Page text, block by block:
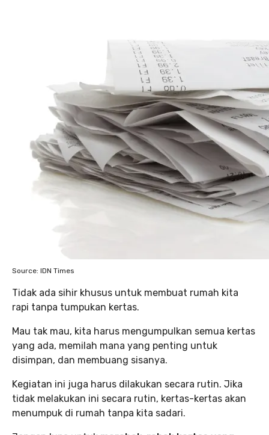
Source: IDN Times
Tidak ada sihir khusus untuk membuat rumah kita
rapi tanpa tumpukan kertas.
Mau tak mau, kita harus mengumpulkan semua kertas
yang ada, memilah mana yang penting untuk
disimpan, dan membuang sisanya.
Kegiatan ini juga harus dilakukan secara rutin. Jika
tidak melakukan ini secara rutin, kertas-kertas akan
menumpuk di rumah tanpa kita sadari.